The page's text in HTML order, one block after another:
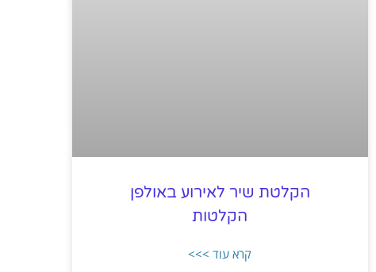
הקלטת שיר לאירוע באולפן
הקלטות
קרא עוד >>>